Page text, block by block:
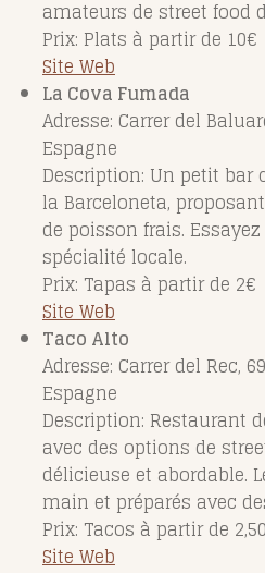
amateurs de street food
Prix: Plats à partir de 10€
Site Web
La Cova Fumada
Adresse: Carrer del
Espagne
Description: Un petit bar
la Barceloneta,
de poisson frais.
spécialité locale.
Prix: Tapas à partir de 2€
Site Web
Taco Alto
Adresse: Carrer del Rec,
Espagne
Description: Restaurant
avec des options de
délicieuse et abordable.
main et préparés avec
Prix: Tacos à partir de
Site Web